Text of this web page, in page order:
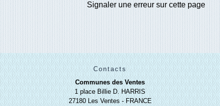
Signaler une erreur sur cette page
Contacts
Communes des Ventes
1 place Billie D. HARRIS
27180 Les Ventes - FRANCE